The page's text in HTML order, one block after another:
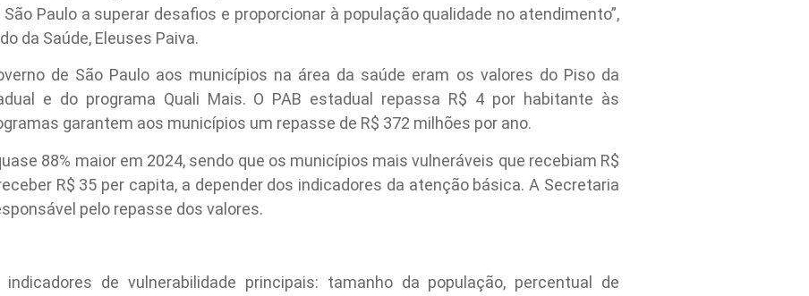
Paulo a superar desafios e proporcionar à população qualidade no atendimento”,
da Saúde, Eleuses Paiva.
de São Paulo aos municípios na área da saúde eram os valores do Piso da
e do programa Quali Mais. O PAB estadual repassa R$ 4 por habitante às
garantem aos municípios um repasse de R$ 372 milhões por ano.
88% maior em 2024, sendo que os municípios mais vulneráveis que recebiam R$
R$ 35 per capita, a depender dos indicadores da atenção básica. A Secretaria
pelo repasse dos valores.
de vulnerabilidade principais: tamanho da população, percentual de